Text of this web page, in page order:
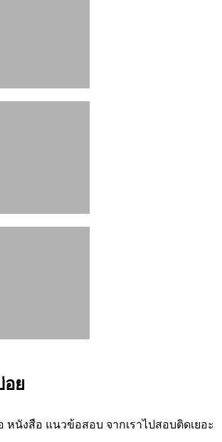
ย
นังสือ แนวข้อสอบ จากเราไปสอบติดเยอะ